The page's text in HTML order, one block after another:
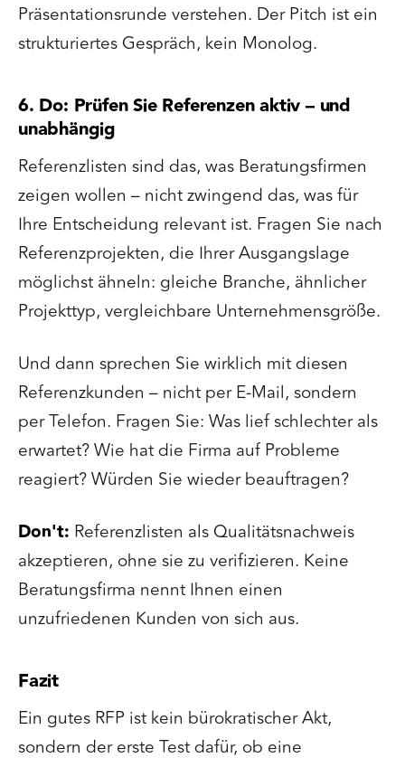
Präsentationsrunde verstehen. Der Pitch ist ein
strukturiertes Gespräch, kein Monolog.
6. Do: Prüfen Sie Referenzen aktiv – und
unabhängig
Referenzlisten sind das, was Beratungsfirmen
zeigen wollen – nicht zwingend das, was für
Ihre Entscheidung relevant ist. Fragen Sie nach
Referenzprojekten, die Ihrer Ausgangslage
möglichst ähneln: gleiche Branche, ähnlicher
Projekttyp, vergleichbare Unternehmensgröße.
Und dann sprechen Sie wirklich mit diesen
Referenzkunden – nicht per E-Mail, sondern
per Telefon. Fragen Sie: Was lief schlechter als
erwartet? Wie hat die Firma auf Probleme
reagiert? Würden Sie wieder beauftragen?
Don't: Referenzlisten als Qualitätsnachweis
akzeptieren, ohne sie zu verifizieren. Keine
Beratungsfirma nennt Ihnen einen
unzufriedenen Kunden von sich aus.
Fazit
Ein gutes RFP ist kein bürokratischer Akt,
sondern der erste Test dafür, ob eine